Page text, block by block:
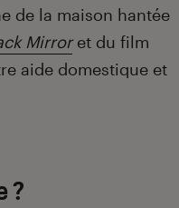
de la maison hantée
Mirror et du film
aide domestique et
?